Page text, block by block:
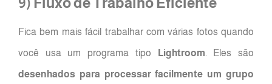
Fica bem mais fácil trabalhar com várias fotos quando
você usa um programa tipo Lightroom. Eles são
desenhados para processar facilmente um grupo